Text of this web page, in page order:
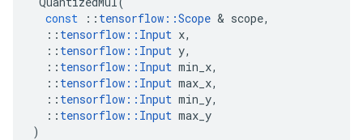
const
:: tensorflow ::Scope & scope,
:: tensorflow :: Input x,
:: tensorflow :: Input y,
:: tensorflow :: Input min_x,
:: tensorflow :: Input max_x,
:: tensorflow :: Input min_y,
:: tensorflow :: Input max_y
)